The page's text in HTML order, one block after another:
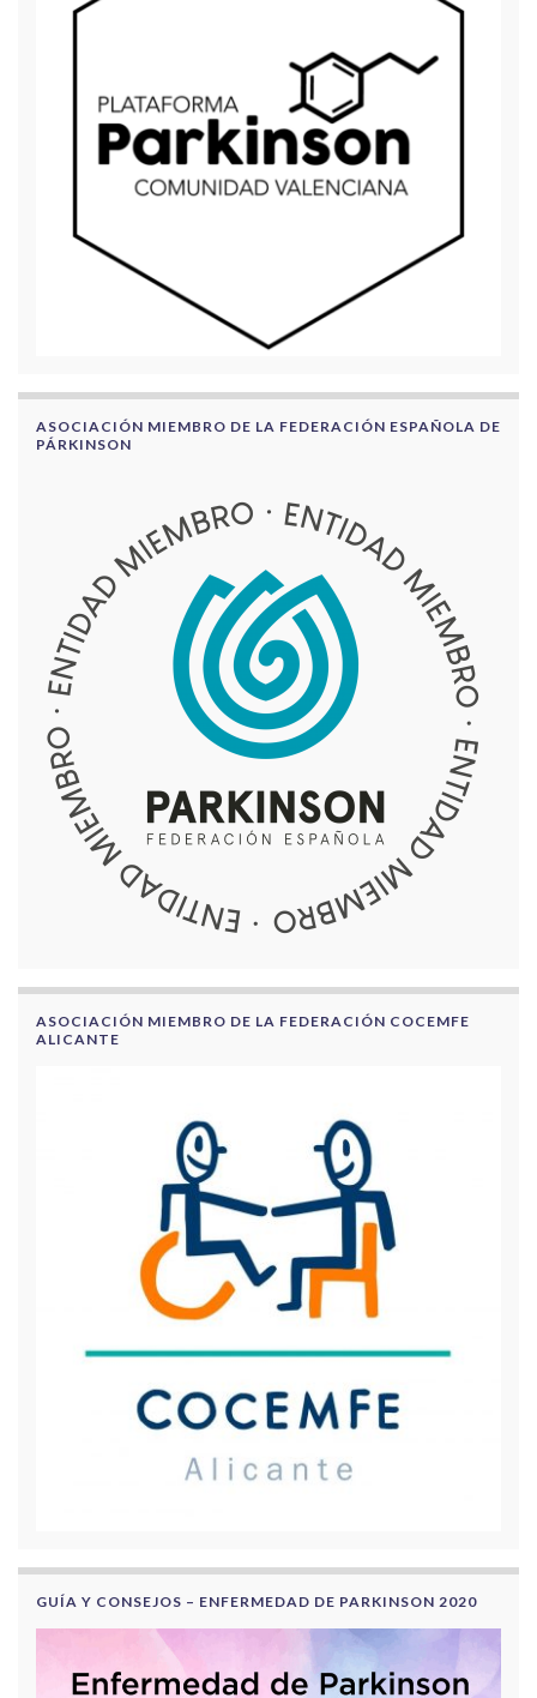
ASOCIACIÓN MIEMBRO DE LA FEDERACIÓN ESPAÑOLA DE
PÁRKINSON
ASOCIACIÓN MIEMBRO DE LA FEDERACIÓN COCEMFE
ALICANTE
GUÍA Y CONSEJOS – ENFERMEDAD DE PARKINSON 2020